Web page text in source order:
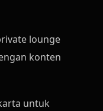
lounge
konten
untuk